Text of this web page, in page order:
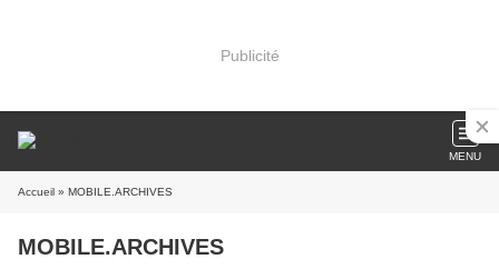
Publicité
MENU
Accueil » MOBILE.ARCHIVES
MOBILE.ARCHIVES